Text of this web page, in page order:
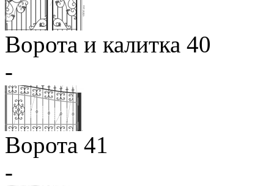
Ворота и калитка 40
-
Ворота 41
-